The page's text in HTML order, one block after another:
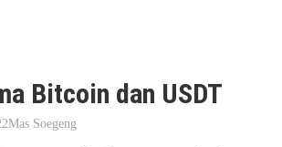
Bitcoin dan USDT
Mas Soegeng